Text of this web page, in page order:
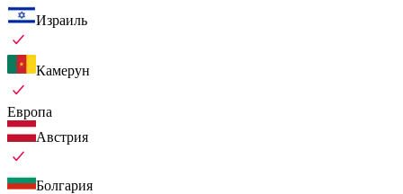
Израиль
Камерун
Европа
Австрия
Болгария